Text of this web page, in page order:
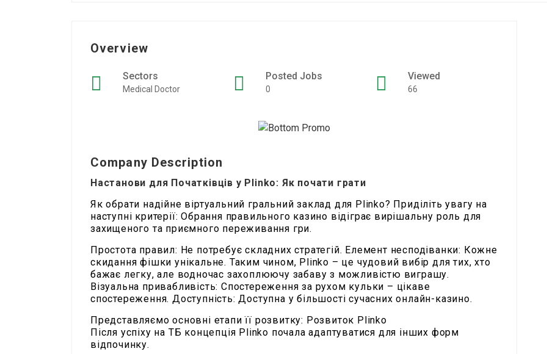
Overview
Sectors
Medical Doctor
Posted Jobs
0
Viewed
66
Company Description
Настанови для Початківців у Plinko: Як почати грати
Як обрати надійне віртуальний гральний заклад для Plinko? Приділіть увагу на
наступні критерії: Обрання правильного казино відіграє вирішальну роль для
захищеного та приємного переживання гри.
Простота правил: Не потребує складних стратегій. Елемент несподіванки: Кожне
скидання фішки унікальне. Таким чином, Plinko – це чудовий вибір для тих, хто
бажає легку, але водночас захоплюючу забаву з можливістю виграшу.
Візуальна привабливість: Спостереження за рухом кульки – цікаве
спостереження. Доступність: Доступна у більшості сучасних онлайн-казино.
Представляємо основні етапи її розвитку: Розвиток Plinko
Після успіху на ТБ концепція Plinko почала адаптуватися для інших форм
відпочинку.